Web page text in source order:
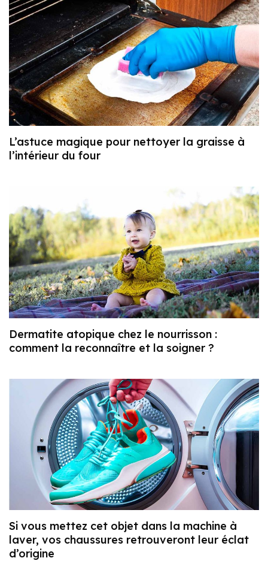
L’astuce magique pour nettoyer la graisse à
l’intérieur du four
Dermatite atopique chez le nourrisson :
comment la reconnaître et la soigner ?
Si vous mettez cet objet dans la machine à
laver, vos chaussures retrouveront leur éclat
d’origine